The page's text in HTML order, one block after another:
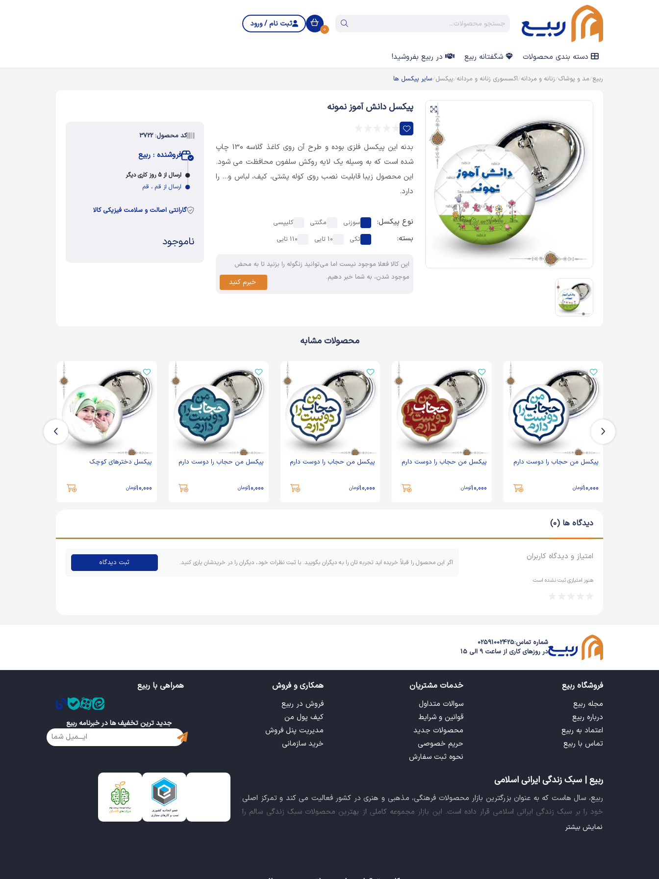
0
ثبت نام / ورود
دسته بندی محصولات شگفتانه ربیع در ربیع بفروشید!
ربیع مد و پوشاک زنانه و مردانه اکسسوری زنانه و مردانه پیکسل سایر پیکسل ها
پیکسل دانش آموز نمونه
بدنه این پیکسل فلزی بوده و طرح آن روی کاغذ گلاسه 130 چاپ
شده است که به وسیله یک لایه روکش سلفون محافظت می شود.
این محصول زیبا قابلیت نصب روی کوله پشتی، کیف، لباس و... را
دارد.
نوع پیکسل: سوزنی مگنتی کلیپسی
بسته: تکی 10 تایی 110 تایی
این کالا فعلا موجود نیست اما می‌توانید زنگوله را بزنید تا به محض
موجود شدن، به شما خبر دهیم.
خبرم کنید
کد محصول: 3722
فروشنده : ربیع
ارسال از 5 روز کاری دیگر
ارسال از قم ، قم
گارانتی اصالت و سلامت فیزیکی کالا
ناموجود
محصولات مشابه
پیکسل من حجاب را دوست دارم
10,000تومان
پیکسل من حجاب را دوست دارم
10,000تومان
پیکسل من حجاب را دوست دارم
10,000تومان
پیکسل من حجاب را دوست دارم
10,000تومان
پیکسل دخترهای کوچک
10,000تومان
دیدگاه ها (0)
امتیاز و دیدگاه کاربران
هنوز امتیازی ثبت نشده است
اگر این محصول را قبلاً خریده اید تجربه تان را به دیگران بگویید. با ثبت نظرات خود، دیگران را در خریدشان یاری کنید. ثبت دیدگاه
شماره تماس:02591002425
در روزهای کاری از ساعت 9 الی 15
فروشگاه ربیع
مجله ربیع
درباره ربیع
اعتماد به ربیع
تماس با ربیع
خدمات مشتریان
سوالات متداول
قوانین و شرایط
محصولات جدید
حریم خصوصی
نحوه ثبت سفارش
همکاری و فروش
فروش در ربیع
کیف پول من
مدیریت پنل فروش
خرید سازمانی
همراهی با ربیع
جدید ترین تخفیف ها در خبرنامه ربیع
ربیع | سبک زندگی ایرانی اسلامی
ربیع، سال هاست که به عنوان بزرگترین بازار محصولات فرهنگی، مذهبی و هنری در کشور فعالیت می کند و تمرکز اصلی
خود را بر سبک زندگی ایرانی اسلامی قرار داده است. این بازار مجموعه کاملی از بهترین محصولات سبک زندگی سالم را
فراهم آورده تا تمام نیازهای شما را برای خرید اینترنتی کالاهای فرهنگی، مذهبی و هنری برآورده نماید.
نمایش بیشتر